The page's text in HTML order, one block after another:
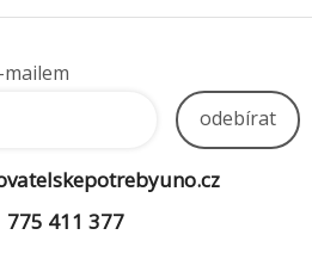
odebírat
775 411 377